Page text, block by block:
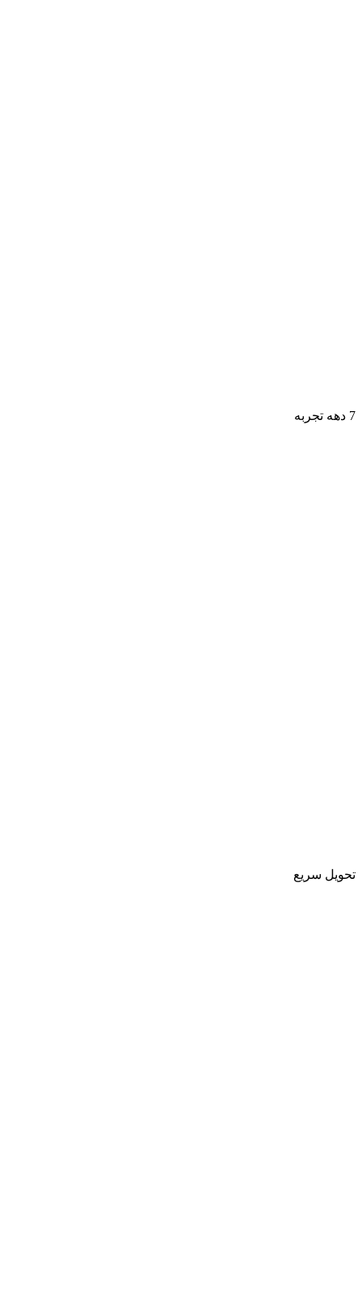
7 دهه تجربه
تحویل سریع